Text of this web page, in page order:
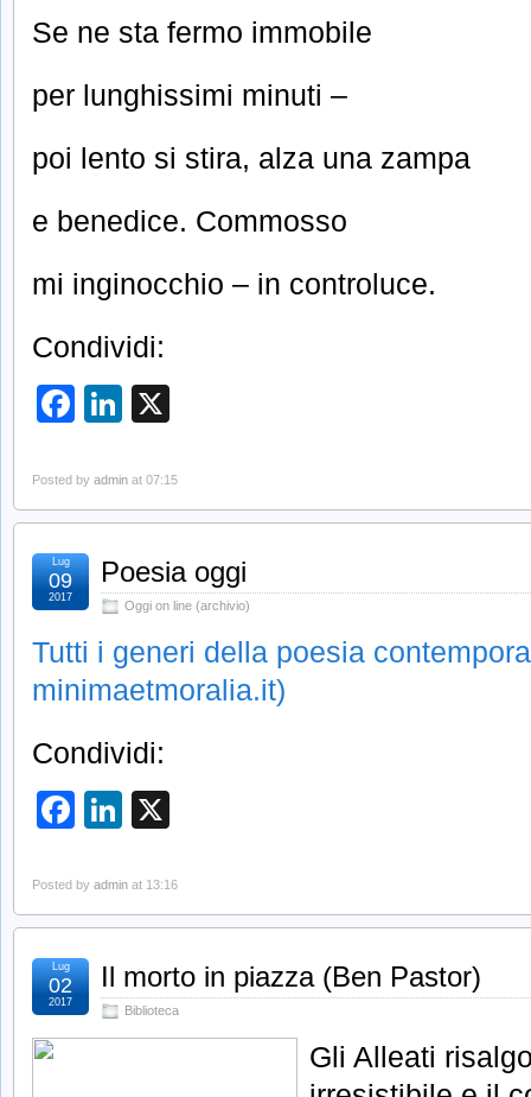
Se ne sta fermo immobile
per lunghissimi minuti –
poi lento si stira, alza una zampa
e benedice. Commosso
mi inginocchio – in controluce.
Condividi:
Facebook
LinkedIn
Posted by admin at 07:15
Poesia oggi
Oggi on line (archivio)
Lug
09
2017
Tutti i generi della poesia
minimaetmoralia.it)
Condividi:
Facebook
LinkedIn
Posted by admin at 13:16
Il morto in piazza (Ben Pastor)
Biblioteca
Lug
02
2017
Gli Alleati